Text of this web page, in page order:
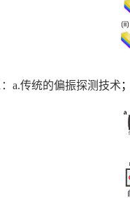
：a.传统的偏振探测技术